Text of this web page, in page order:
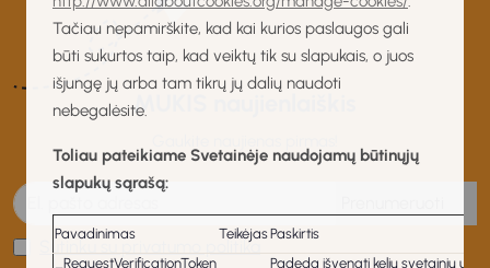
Tačiau nepamirškite, kad kai kurios paslaugos gali
būti sukurtos taip, kad veiktų tik su slapukais, o juos
išjungę jų arba tam tikrų jų dalių naudoti
nebegalėsite.
Toliau pateikiame Svetainėje naudojamų būtinųjų
slapukų sąrašą:
Pavadinimas TeikėjasPaskirtis
_RequestVerificationToken
Padeda išvengti kelių svetainių
MUKIS naujienlaiškis
Sutinku su privatumo politika